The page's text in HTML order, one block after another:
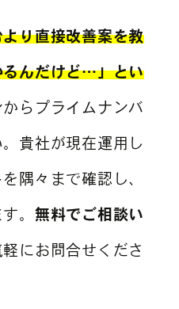
り直接改善案を教
るんだけど…」とい
らプライムナンバ
貴社が現在運用し
隅々まで確認し、
。 無料でご相談い
にお問合せくださ